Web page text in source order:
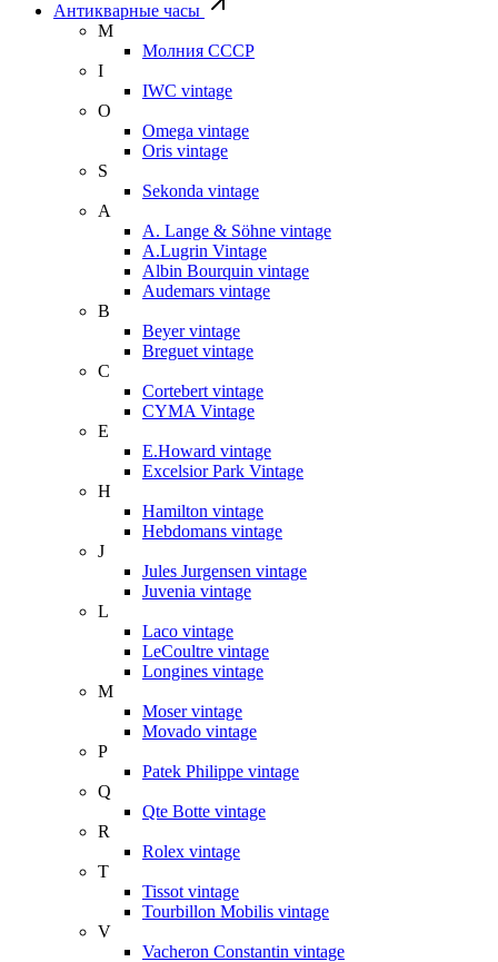
Антикварные часы
М
Молния СССР
I
IWC vintage
O
Omega vintage
Oris vintage
S
Sekonda vintage
A
A. Lange & Söhne vintage
A.Lugrin Vintage
Albin Bourquin vintage
Audemars vintage
B
Beyer vintage
Breguet vintage
C
Cortebert vintage
CYMA Vintage
E
E.Howard vintage
Excelsior Park Vintage
H
Hamilton vintage
Hebdomans vintage
J
Jules Jurgensen vintage
Juvenia vintage
L
Laco vintage
LeCoultre vintage
Longines vintage
M
Moser vintage
Movado vintage
P
Patek Philippe vintage
Q
Qte Botte vintage
R
Rolex vintage
T
Tissot vintage
Tourbillon Mobilis vintage
V
Vacheron Constantin vintage